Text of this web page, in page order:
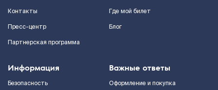
Контакты
Пресс-центр
Партнерская программа
Где мой билет
Блог
Информация
Безопасность
Важные ответы
Оформление и покупка